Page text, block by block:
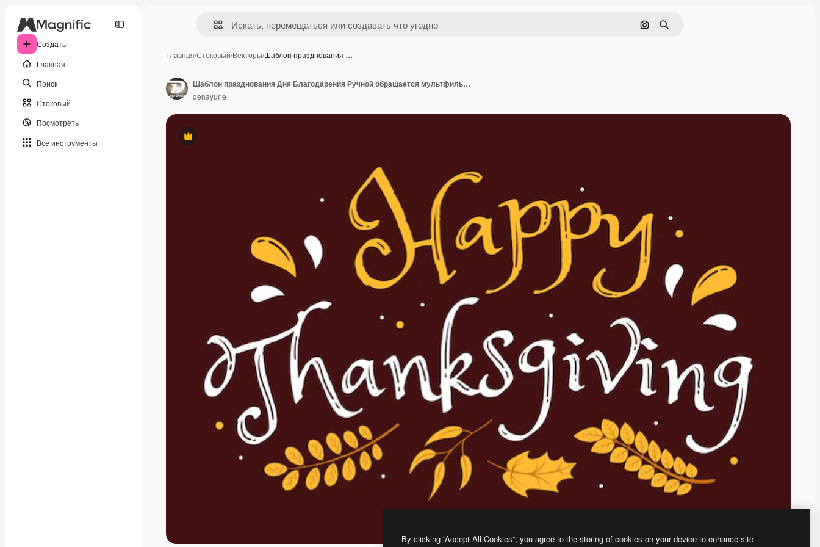
Создать
Главная
Поиск
Стоковый
Посмотреть
Все инструменты
Поиск по изображению
Поиск
Главная/Стоковый/Векторы/Шаблон празднования …
Премиум
Шаблон празднования Дня Благодарения Ручной обращается мультфильм Плоская иллюстрация
denayune
By clicking “Accept All Cookies”, you agree to the storing of cookies on your device to enhance site